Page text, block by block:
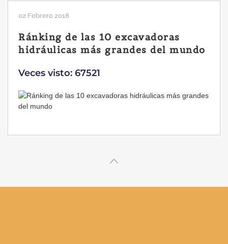
02 Febrero 2018
Ránking de las 10 excavadoras
hidráulicas más grandes del mundo
Veces visto: 67521